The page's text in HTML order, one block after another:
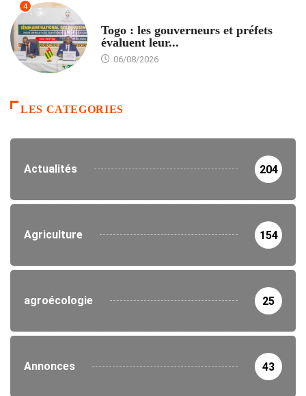
4
Togo : les gouverneurs et préfets
évaluent leur...
06/08/2026
LES CATEGORIES
Actualités 204
Agriculture 154
agroécologie 25
Annonces 43